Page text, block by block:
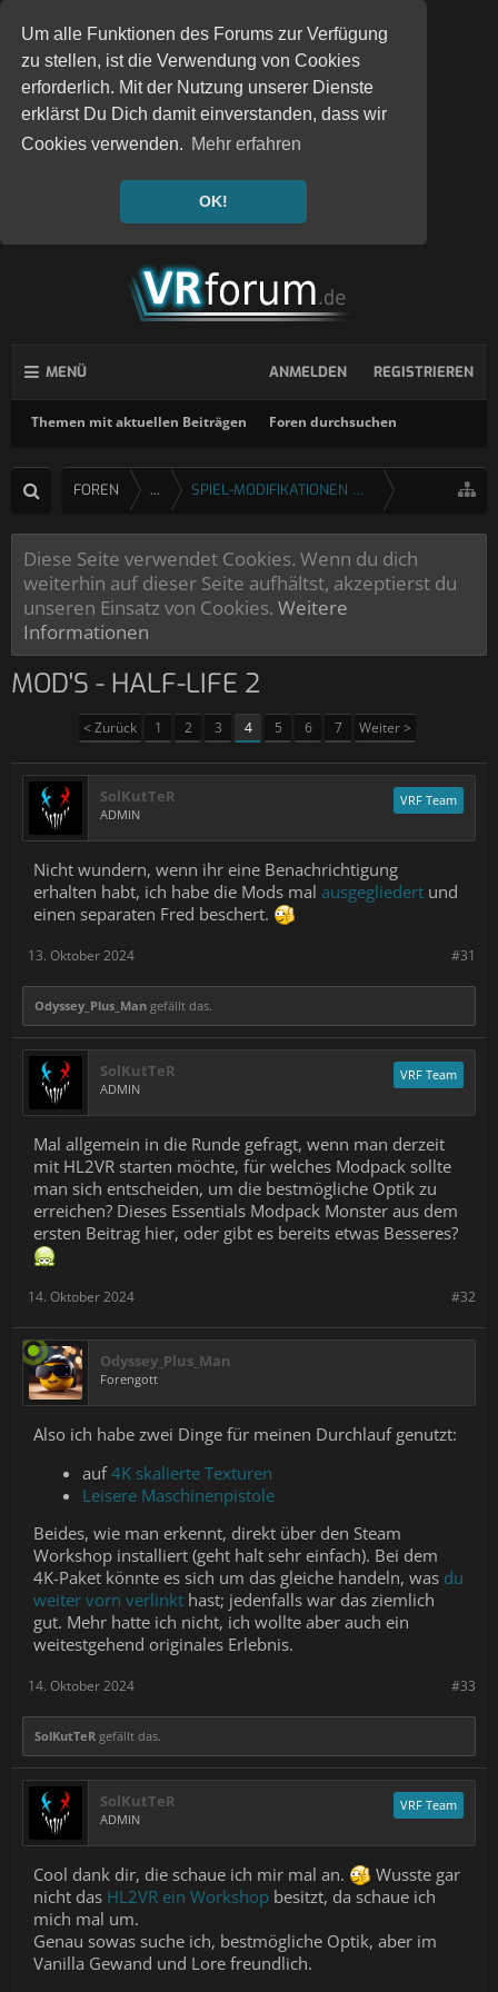
Um alle Funktionen des Forums zur Verfügung
zu stellen, ist die Verwendung von Cookies
erforderlich. Mit der Nutzung unserer Dienste
erklärst Du Dich damit einverstanden, dass wir
Cookies verwenden. Mehr erfahren
OK!
MENÜ
Themen mit aktuellen Beiträgen Foren durchsuchen
ANMELDEN REGISTRIEREN
FOREN ... SPIEL-MODIFIKATIONEN UND FIXES
Diese Seite verwendet Cookies. Wenn du dich
weiterhin auf dieser Seite aufhältst, akzeptierst du
unseren Einsatz von Cookies. Weitere
Informationen
MOD'S - HALF-LIFE 2
< Zurück 1 2 3 4 5 6 7 Weiter >
SolKutTeR
ADMIN
VRF Team
Nicht wundern, wenn ihr eine Benachrichtigung
erhalten habt, ich habe die Mods mal ausgegliedert und
einen separaten Fred beschert.
#31
13. Oktober 2024
Odyssey_Plus_Man gefällt das.
SolKutTeR
ADMIN
VRF Team
Mal allgemein in die Runde gefragt, wenn man derzeit
mit HL2VR starten möchte, für welches Modpack sollte
man sich entscheiden, um die bestmögliche Optik zu
erreichen? Dieses Essentials Modpack Monster aus dem
ersten Beitrag hier, oder gibt es bereits etwas Besseres?
#32
14. Oktober 2024
Odyssey_Plus_Man
Forengott
Also ich habe zwei Dinge für meinen Durchlauf genutzt:
auf4K skalierte Texturen
Leisere Maschinenpistole
Beides, wie man erkennt, direkt über den Steam
Workshop installiert (geht halt sehr einfach). Bei dem
4K-Paket könnte es sich um das gleiche handeln, was du
weiter vorn verlinkt hast; jedenfalls war das ziemlich
gut. Mehr hatte ich nicht, ich wollte aber auch ein
weitestgehend originales Erlebnis.
#33
14. Oktober 2024
SolKutTeR gefällt das.
SolKutTeR
ADMIN
VRF Team
Cool dank dir, die schaue ich mir mal an.
Wusste gar
nicht das HL2VR ein Workshop besitzt, da schaue ich
mich mal um.
Genau sowas suche ich, bestmögliche Optik, aber im
Vanilla Gewand und Lore freundlich.